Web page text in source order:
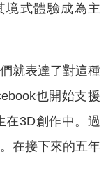
境式體驗成為主
就表達了對這種
也開始支援
在3D創作中。過
在接下來的五年